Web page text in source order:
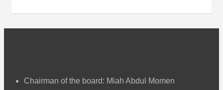
Chairman of the board: Miah Abdul Momen